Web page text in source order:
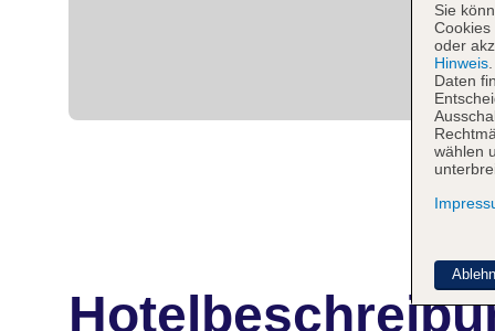
Sie
Cookies
oder
Hinweis
Daten
wählen